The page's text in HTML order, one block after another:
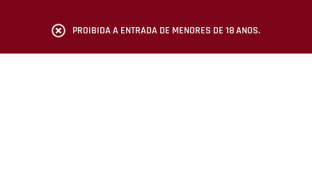
PROIBIDA A ENTRADA DE MENORES DE 18 ANOS.